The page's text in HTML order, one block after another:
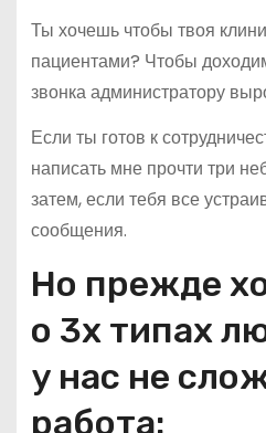
Ты хочешь чтобы твоя
пациентами? Чтобы
звонка администратору
Если ты готов к
написать мне прочти три
затем, если тебя все
сообщения.
Но прежде
о 3х типах
у нас не
работа: